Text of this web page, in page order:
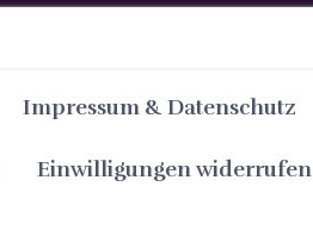
Impressum & Datenschutz
Einwilligungen widerrufen